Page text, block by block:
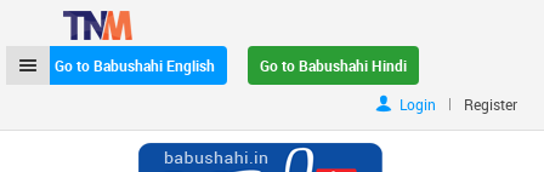
Go to Babushahi English
Go to Babushahi Hindi
Login
| Register